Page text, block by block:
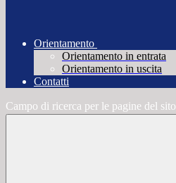
Orientamento
Orientamento in entrata
Orientamento in uscita
Contatti
Campo di ricerca per le pagine del sito